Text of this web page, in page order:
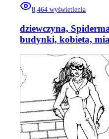
8,464 wyświetlenia
dziewczyna,
budynki, kobieta,